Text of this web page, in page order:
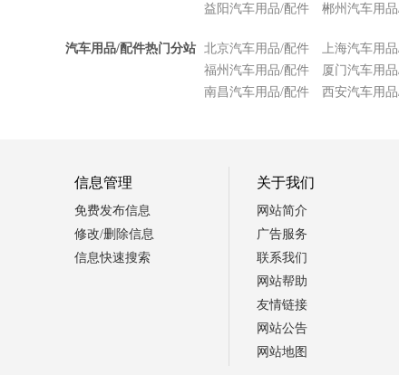
益阳汽车用品/配件
郴州汽车用
汽车用品/配件热门分站 北京汽车用品/配件 上海汽车用
福州汽车用品/配件
厦门汽车用
南昌汽车用品/配件
西安汽车用
信息管理
免费发布信息
修改/删除信息
信息快速搜索
关于我们
网站简介
广告服务
联系我们
网站帮助
友情链接
网站公告
网站地图